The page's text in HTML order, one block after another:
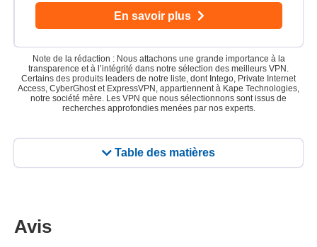
Table des matières
En savoir plus
Note de la rédaction : Nous attachons une grande importance à la
transparence et à l’intégrité dans notre sélection des meilleurs VPN.
Certains des produits leaders de notre liste, dont Intego, Private Internet
Access, CyberGhost et ExpressVPN, appartiennent à Kape Technologies,
notre société mère. Les VPN que nous sélectionnons sont issus de
recherches approfondies menées par nos experts.
Avis